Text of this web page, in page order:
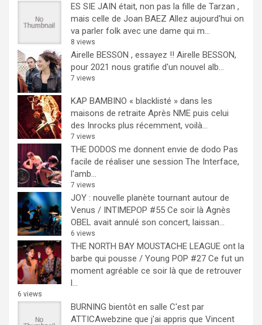
ES SIE JAIN était, non pas la fille de Tarzan ,
mais celle de Joan BAEZ Allez aujourd'hui on
va parler folk avec une dame qui m...
8 views
Airelle BESSON , essayez !! Airelle BESSON,
pour 2021 nous gratifie d'un nouvel alb...
7 views
KAP BAMBINO « blacklisté » dans les
maisons de retraite Après NME puis celui
des Inrocks plus récemment, voilà...
7 views
THE DODOS me donnent envie de dodo Pas
facile de réaliser une session The Interface,
l'amb...
7 views
JOY : nouvelle planète tournant autour de
Venus / INTIMEPOP #55 Ce soir là Agnès
OBEL avait annulé son concert, laissan...
6 views
THE NORTH BAY MOUSTACHE LEAGUE ont la
barbe qui pousse / Young POP #27 Ce fut un
moment agréable ce soir là que de retrouver
l...
6 views
BURNING bientôt en salle C'est par
ATTICAwebzine que j'ai appris que Vincent